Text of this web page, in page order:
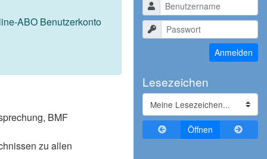
ABO Benutzerkonto
BMF
zu allen
Benutzername
Passwort
Anmelden
Lesezeichen
Zurückblättern
Öffnen